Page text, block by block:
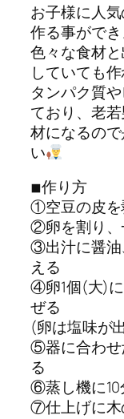
お子様に人
作る事がで
色々な食材
していても
タンパク質
ており、老
材になるの
い
◾︎作り方
①空豆の皮を
②卵を割り、
③出汁に醤油
える
④卵1個(大)に
ぜる
(卵は塩味が
⑤器に合わせ
る
⑥蒸し機に10
⑦仕上げに木